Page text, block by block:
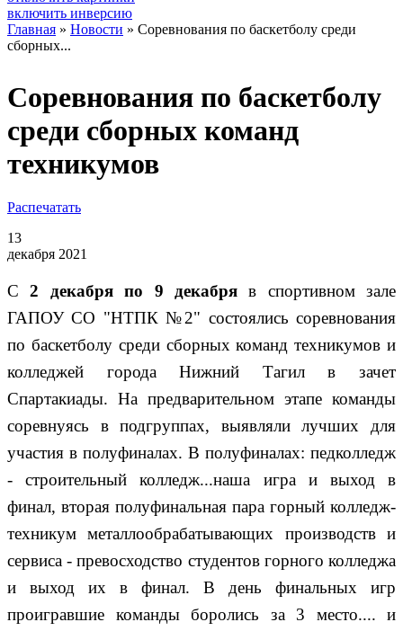
включить инверсию
Вы здесь
Главная » Новости » Соревнования по баскетболу среди
сборных...
Соревнования по баскетболу
среди сборных команд
техникумов
Распечатать
13
декабря 2021
С2 декабря по 9 декабряв спортивном зале
ГАПОУ СО "НТПК №2" состоялись соревнования
по баскетболу среди сборных команд техникумов и
колледжей города Нижний Тагил в зачет
Спартакиады. На предварительном этапе команды
соревнуясь в подгруппах, выявляли лучших для
участия в полуфиналах. В полуфиналах: педколледж
- строительный колледж...наша игра и выход в
финал, вторая полуфинальная пара горный колледж-
техникум металлообрабатывающих производств и
сервиса - превосходство студентов горного колледжа
и выход их в финал. В день финальных игр
проигравшие команды боролись за 3 место.... и